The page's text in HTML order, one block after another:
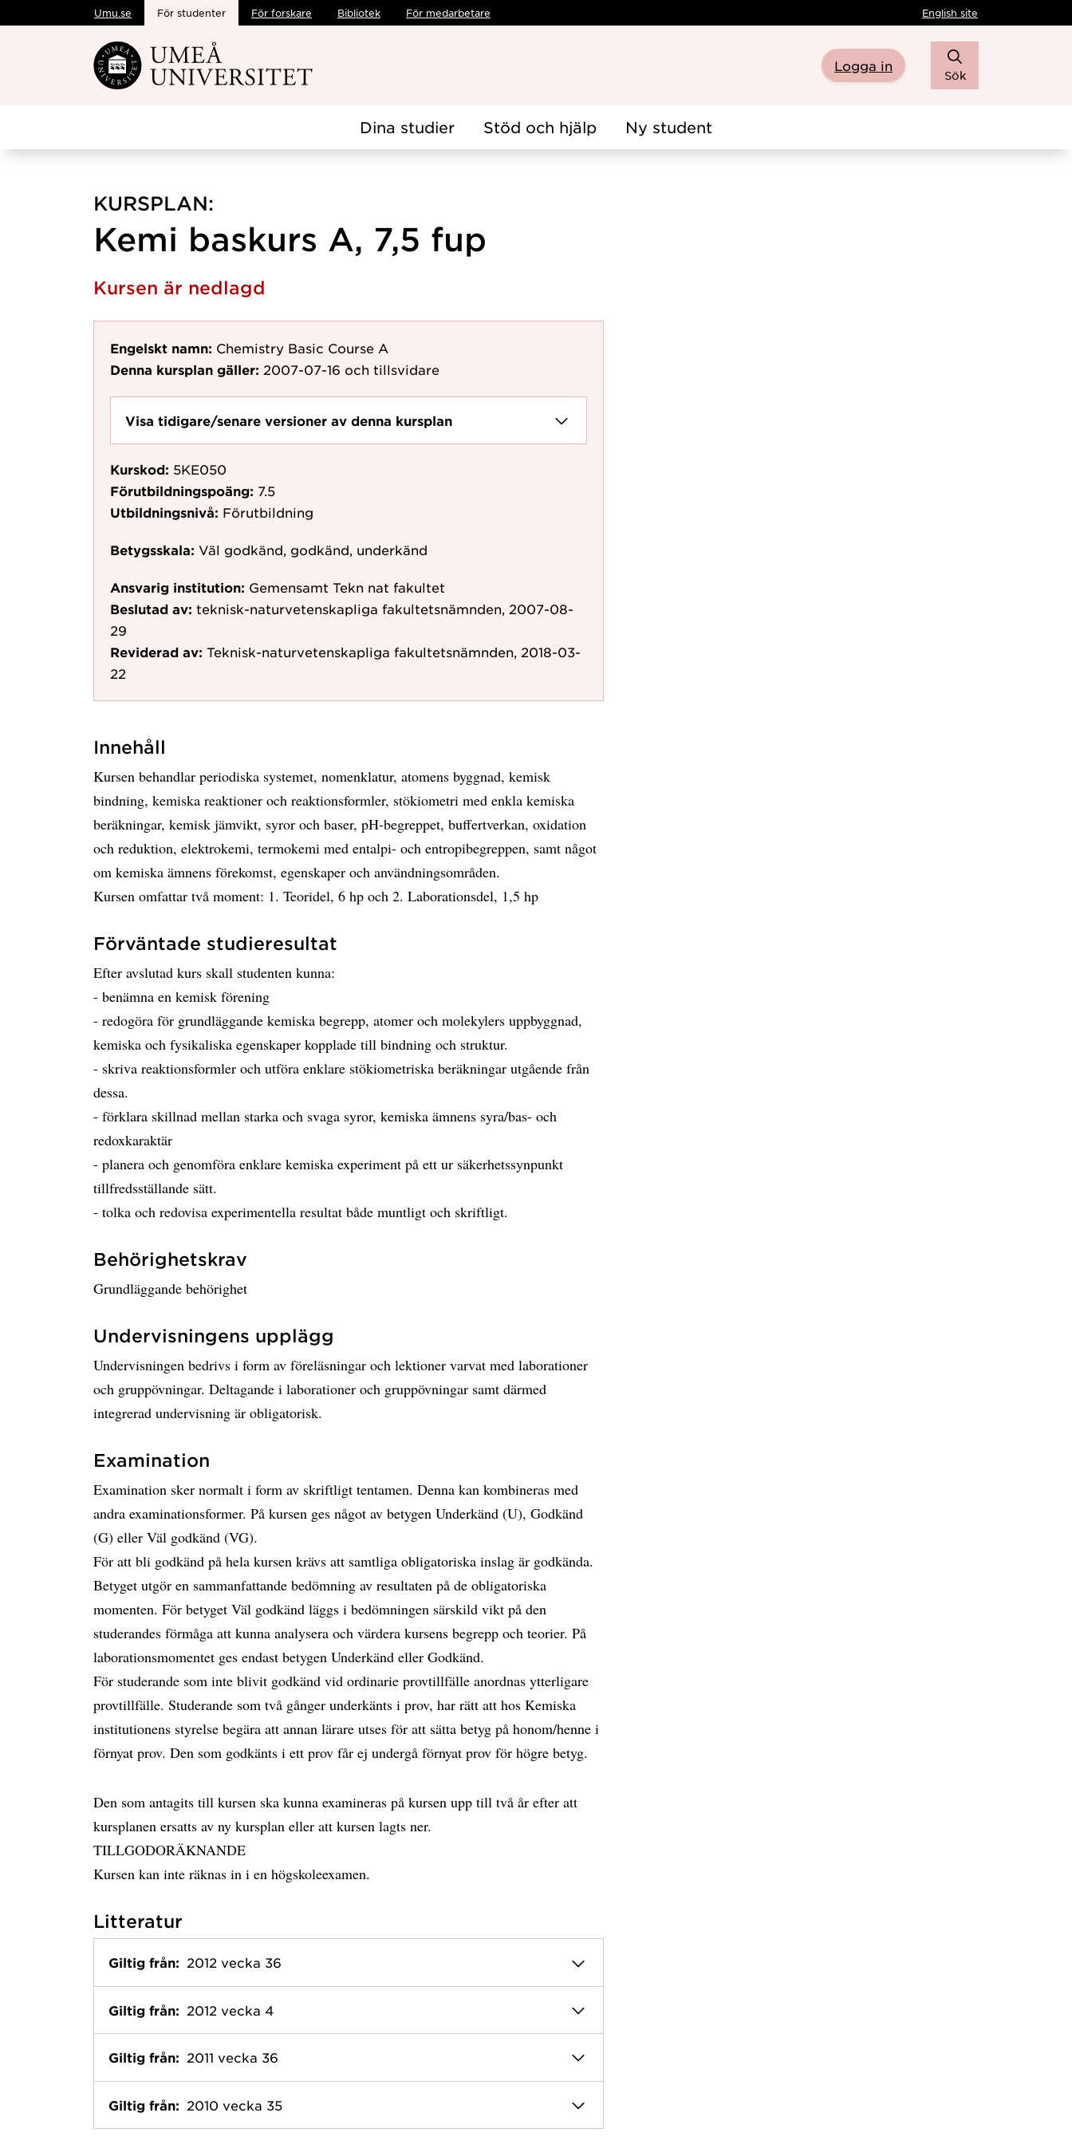
Hoppa direkt till innehållet
Umu.se För studenter För forskare Bibliotek För medarbetare English site
Logga in
Sök
Dina studier Stöd och hjälp Ny student
KURSPLAN:
Kemi baskurs A, 7,5 fup
Kursen är nedlagd
Engelskt namn: Chemistry Basic Course A
Denna kursplan gäller: 2007-07-16 och tillsvidare
Visa tidigare/senare versioner av denna kursplan
Kurskod: 5KE050
Förutbildningspoäng: 7.5
Utbildningsnivå: Förutbildning
Betygsskala: Väl godkänd, godkänd, underkänd
Ansvarig institution: Gemensamt Tekn nat fakultet
Beslutad av: teknisk-naturvetenskapliga fakultetsnämnden, 2007-08-
29
Reviderad av: Teknisk-naturvetenskapliga fakultetsnämnden, 2018-03-
22
Innehåll
Kursen behandlar periodiska systemet, nomenklatur, atomens byggnad, kemisk
bindning, kemiska reaktioner och reaktionsformler, stökiometri med enkla kemiska
beräkningar, kemisk jämvikt, syror och baser, pH-begreppet, buffertverkan, oxidation
och reduktion, elektrokemi, termokemi med entalpi- och entropibegreppen, samt något
om kemiska ämnens förekomst, egenskaper och användningsområden.
Kursen omfattar två moment: 1. Teoridel, 6 hp och 2. Laborationsdel, 1,5 hp
Förväntade studieresultat
Efter avslutad kurs skall studenten kunna:
- benämna en kemisk förening
- redogöra för grundläggande kemiska begrepp, atomer och molekylers uppbyggnad,
kemiska och fysikaliska egenskaper kopplade till bindning och struktur.
- skriva reaktionsformler och utföra enklare stökiometriska beräkningar utgående från
dessa.
- förklara skillnad mellan starka och svaga syror, kemiska ämnens syra/bas- och
redoxkaraktär
- planera och genomföra enklare kemiska experiment på ett ur säkerhetssynpunkt
tillfredsställande sätt.
- tolka och redovisa experimentella resultat både muntligt och skriftligt.
Behörighetskrav
Grundläggande behörighet
Undervisningens upplägg
Undervisningen bedrivs i form av föreläsningar och lektioner varvat med laborationer
och gruppövningar. Deltagande i laborationer och gruppövningar samt därmed
integrerad undervisning är obligatorisk.
Examination
Examination sker normalt i form av skriftligt tentamen. Denna kan kombineras med
andra examinationsformer. På kursen ges något av betygen Underkänd (U), Godkänd
(G) eller Väl godkänd (VG).
För att bli godkänd på hela kursen krävs att samtliga obligatoriska inslag är godkända.
Betyget utgör en sammanfattande bedömning av resultaten på de obligatoriska
momenten. För betyget Väl godkänd läggs i bedömningen särskild vikt på den
studerandes förmåga att kunna analysera och värdera kursens begrepp och teorier. På
laborationsmomentet ges endast betygen Underkänd eller Godkänd.
För studerande som inte blivit godkänd vid ordinarie provtillfälle anordnas ytterligare
provtillfälle. Studerande som två gånger underkänts i prov, har rätt att hos Kemiska
institutionens styrelse begära att annan lärare utses för att sätta betyg på honom/henne i
förnyat prov. Den som godkänts i ett prov får ej undergå förnyat prov för högre betyg.
Den som antagits till kursen ska kunna examineras på kursen upp till två år efter att
kursplanen ersatts av ny kursplan eller att kursen lagts ner.
TILLGODORÄKNANDE
Kursen kan inte räknas in i en högskoleexamen.
Litteratur
Giltig från: 2012 vecka 36
Giltig från: 2012 vecka 4
Giltig från: 2011 vecka 36
Giltig från: 2010 vecka 35